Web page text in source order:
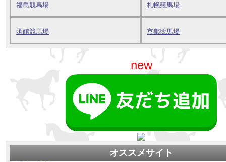
福島競馬場 札幌競馬場
函館競馬場 京都競馬場
new
オススメサイト